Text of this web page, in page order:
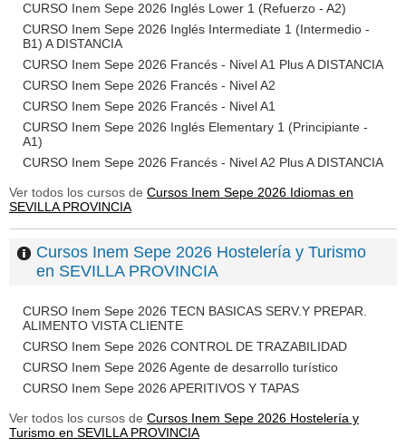
CURSO Inem Sepe 2026 Inglés Lower 1 (Refuerzo - A2)
CURSO Inem Sepe 2026 Inglés Intermediate 1 (Intermedio -
B1) A DISTANCIA
CURSO Inem Sepe 2026 Francés - Nivel A1 Plus A DISTANCIA
CURSO Inem Sepe 2026 Francés - Nivel A2
CURSO Inem Sepe 2026 Francés - Nivel A1
CURSO Inem Sepe 2026 Inglés Elementary 1 (Principiante -
A1)
CURSO Inem Sepe 2026 Francés - Nivel A2 Plus A DISTANCIA
Ver todos los cursos de Cursos Inem Sepe 2026 Idiomas en
SEVILLA PROVINCIA
Cursos Inem Sepe 2026 Hostelería y Turismo
en SEVILLA PROVINCIA
CURSO Inem Sepe 2026 TECN BASICAS SERV.Y PREPAR.
ALIMENTO VISTA CLIENTE
CURSO Inem Sepe 2026 CONTROL DE TRAZABILIDAD
CURSO Inem Sepe 2026 Agente de desarrollo turístico
CURSO Inem Sepe 2026 APERITIVOS Y TAPAS
Ver todos los cursos de Cursos Inem Sepe 2026 Hostelería y
Turismo en SEVILLA PROVINCIA